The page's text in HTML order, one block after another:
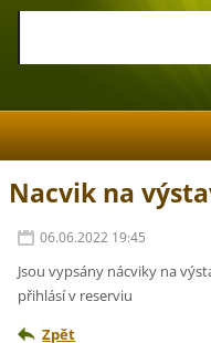
Nacvik na
06.06.2022 19:45
Jsou vypsány nácviky na
přihlásí v reserviu
Zpět